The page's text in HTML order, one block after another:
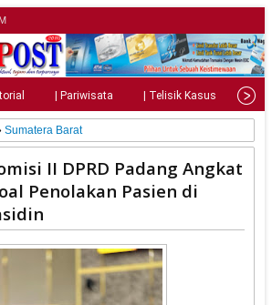
| Pariwisata | Telisik Kasus |
Sumatera Barat
II DPRD Padang Angkat
Penolakan Pasien di